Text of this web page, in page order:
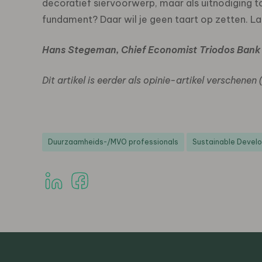
decoratief siervoorwerp, maar als uitnodiging
fundament? Daar wil je geen taart op zetten.
Hans Stegeman, Chief Economist Triodos Bank
Dit artikel is eerder als opinie-artikel
Duurzaamheids-/MVO professionals Sustainable